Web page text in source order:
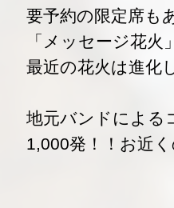
要予約の限定席も
「メッセージ花
最近の花火は進化
地元バンドによる
1,000発！！お近